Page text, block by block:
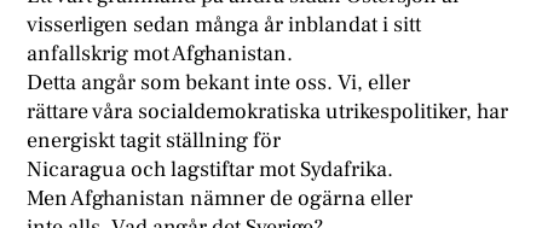
visserligen sedan många år inblandat i sitt
anfallskrig mot Afghanistan.
Detta angår som bekant inte oss. Vi, eller
rättare våra socialdemokratiska utrikespolitiker, har
energiskt tagit ställning för
Nicaragua och lagstiftar mot Sydafrika.
Men Afghanistan nämner de ogärna eller